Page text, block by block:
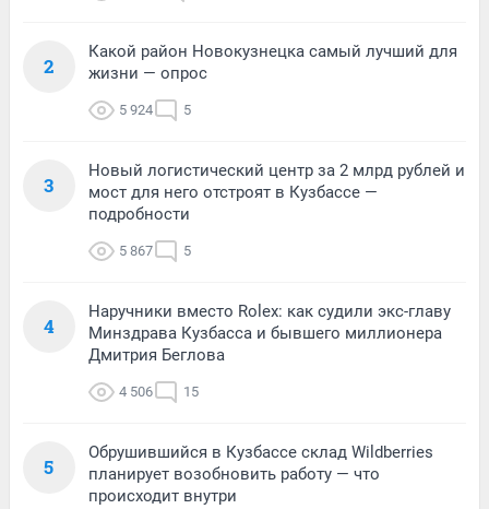
2
Какой район Новокузнецка самый лучший для
жизни — опрос
5 924 5
3
Новый логистический центр за 2 млрд рублей и
мост для него отстроят в Кузбассе —
подробности
5 867 5
4
Наручники вместо Rolex: как судили экс-главу
Минздрава Кузбасса и бывшего миллионера
Дмитрия Беглова
4 506 15
5
Обрушившийся в Кузбассе склад Wildberries
планирует возобновить работу — что
происходит внутри